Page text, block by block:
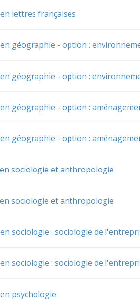
lettres françaises
en géographie - option :
en géographie - option :
en géographie - option :
en géographie - option :
sociologie et anthropologie
sociologie et anthropologie
en sociologie : sociologie de
en sociologie : sociologie de
psychologie